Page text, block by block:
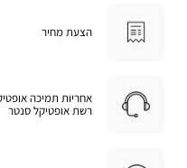
הצעת מחיר
אחריות תמיכה
רשת אופטיקל סנטר